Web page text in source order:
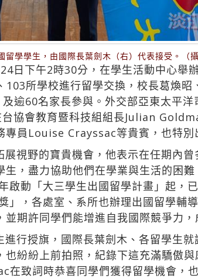
學學生，由國際長葉劍木（右）代表接受。（攝
日下午2時30分，在學生活動中心舉
所學校進行留學交換，校長葛煥昭
逾60名家長參與。外交部亞東太平
協會教育暨科技組組長Julian
員Louise Crayssac等貴賓，也特別
視野的寶貴機會，他表示在任期內
，盡力協助他們在學業與生活的困
動「大三學生出國留學計畫」起，
，各處室、系所也辦理出國留學輔
期許同學們能增進自我國際競爭力，
行授旗，國際長葉劍木、各留學生
紛紛上前拍照，紀錄下這充滿驕傲
詞時恭喜同學們獲得留學機會，也